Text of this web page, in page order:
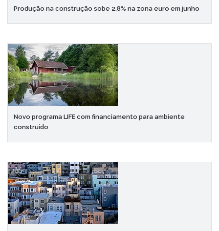
Produção na construção sobe 2,8% na zona euro em junho
Novo programa LIFE com financiamento para ambiente
construído